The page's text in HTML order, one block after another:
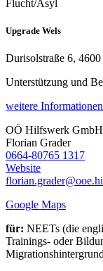
Flucht/Asyl
Upgrade Wels
Durisolstraße 6, 4600
Unterstützung und
weitere
OÖ Hilfswerk GmbH
Florian Grader
0664-80765 1317
Website
Google Maps
für: NEETs (die
Trainings- oder